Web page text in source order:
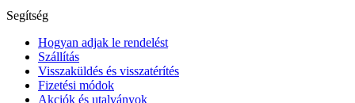
Segítség
Hogyan adjak le rendelést
Szállítás
Visszaküldés és visszatérítés
Fizetési módok
Akciók és utalványok